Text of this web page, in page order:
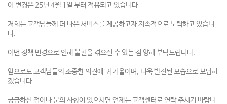
이 변경은 25년 4월 1일 부터 적용되고 있습니다.
저희는 고객님들께 더 나은 서비스를 제공하고자 지속적으로 노력하고 있습니
다.
이번 정책 변경으로 인해 불편을 겪으실 수 있는 점 양해 부탁드립니다.
앞으로도 고객님들의 소중한 의견에 귀 기울이며, 더욱 발전된 모습으로 보답하
겠습니다.
궁금하신 점이나 문의 사항이 있으시면 언제든 고객센터로 연락 주시기 바랍니